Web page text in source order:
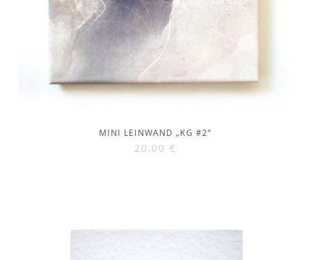
MINI LEINWAND „KG #2“
20,00 €